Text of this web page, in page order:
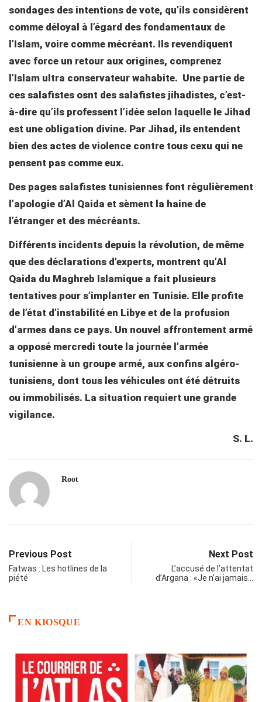
sondages des intentions de vote, qu’ils considèrent
comme déloyal à l’égard des fondamentaux de
l’Islam, voire comme mécréant. Ils revendiquent
avec force un retour aux origines, comprenez
l’Islam ultra conservateur wahabite. Une partie de
ces salafistes osnt des salafistes jihadistes, c’est-
à-dire qu’ils professent l’idée selon laquelle le Jihad
est une obligation divine. Par Jihad, ils entendent
bien des actes de violence contre tous cexu qui ne
pensent pas comme eux.
Des pages salafistes tunisiennes font régulièrement
l’apologie d’Al Qaida et sèment la haine de
l’étranger et des mécréants.
Différents incidents depuis la révolution, de même
que des déclarations d’experts, montrent qu’Al
Qaida du Maghreb Islamique a fait plusieurs
tentatives pour s’implanter en Tunisie. Elle profite
de l’état d’instabilité en Libye et de la profusion
d’armes dans ce pays. Un nouvel affrontement armé
a opposé mercredi toute la journée l’armée
tunisienne à un groupe armé, aux confins algéro-
tunisiens, dont tous les véhicules ont été détruits
ou immobilisés. La situation requiert une grande
vigilance.
S. L.
Root
Previous Post
Fatwas : Les hotlines de la
piété
Next Post
L’accusé de l’attentat
d’Argana : «Je n’ai jamais…
EN KIOSQUE